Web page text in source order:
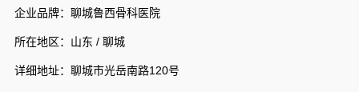
企业品牌：聊城鲁西骨科医院
所在地区：山东 / 聊城
详细地址：聊城市光岳南路120号